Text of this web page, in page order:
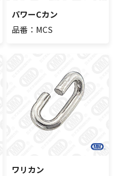
パワーCカン
品番：MCS
ワリカン